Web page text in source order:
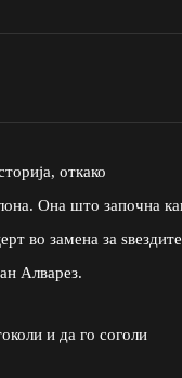
откако
Она што започна
во замена за
Алварез.
и да го соголи